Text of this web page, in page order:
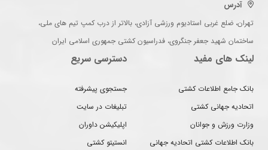
آدرس
تهران، ضلع غربی استادیوم ورزشی آزادی، بالاتر از درب کمپ تیم های ملی،
ساختمان شهید جعفر جنگروی، فدراسیون کشتی جمهوری اسلامی ایران
لینک های مفید
بانک جامع اطلاعات کشتی
اتحادیه جهانی کشتی
وزارت ورزش و جوانان
بانک اطلاعات کشتی اتحادیه جهانی
دسترسی سریع
جستجوی پیشرفته
تبلیغات در سایت
اپلیکیشن داوران
انستیتو کشتی